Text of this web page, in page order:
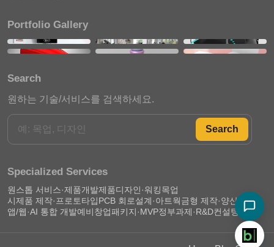
Portfolio Gallery
Search
원하는 기술/서비스를 검색하세요.
Search
Specialized Services
원스톱 서비스·제품개발제품디자인·워킹목업
시제품 제작·프로토타입 PCB 회로설계·아트웍 금형 제작·양산 준비
앱/웹·AI 통합 개발예비창업패키지·MVP정부과제·R&D컨설팅